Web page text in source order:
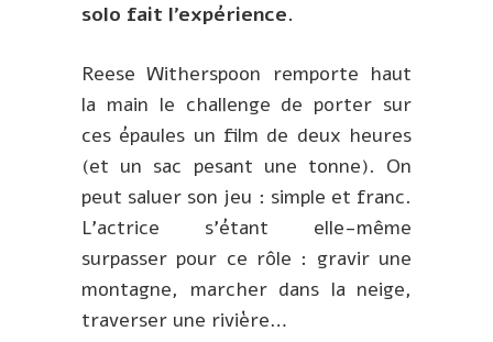
solo fait l’expérience.
Reese Witherspoon remporte haut
la main le challenge de porter sur
ces épaules un film de deux heures
(et un sac pesant une tonne). On
peut saluer son jeu : simple et franc.
L’actrice s’étant elle-même
surpasser pour ce rôle : gravir une
montagne, marcher dans la neige,
traverser une rivière…